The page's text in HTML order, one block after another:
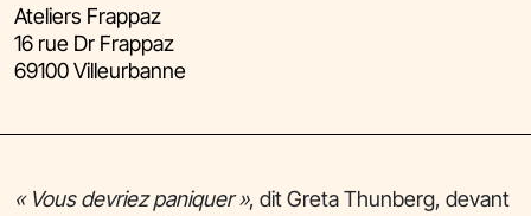
Ateliers Frappaz
16 rue Dr Frappaz
69100 Villeurbanne
« Vous devriez paniquer », dit Greta Thunberg, devant